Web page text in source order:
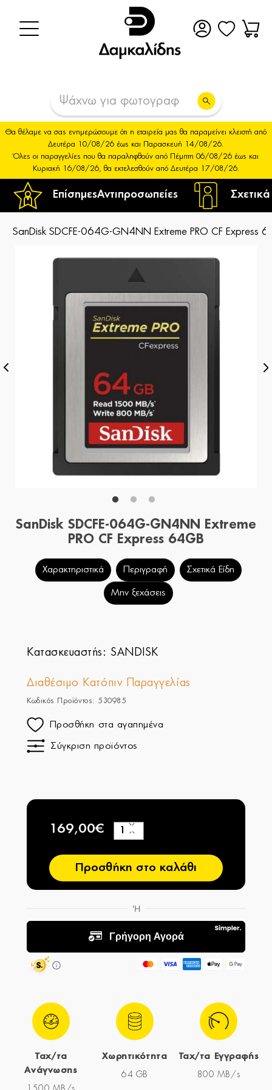
ΕπίσημεςΑντιπροσωπείες
Θα θέλαμε να σας ενημερώσουμε ότι η εταιρεία μας θα παραμείνει κλειστή από
Δευτέρα 10/08/26 έως και Παρασκευή 14/08/26.
Όλες οι παραγγελίες που θα παραληφθούν από Πέμπτη 06/08/26 έως και
Κυριακή 16/08/26, θα εκτελεσθούν από Δευτέρα 17/08/26.
SanDisk SDCFE-064G-GN4NN Extreme PRO CF Express
SanDisk SDCFE-064G-GN4NN Extreme
PRO CF Express 64GB
Χαρακτηριστικά Περιγραφή Σχετικά Είδη
Μην ξεχάσεις
Κατασκευαστής: SANDISK
Διαθέσιμο Κατόπιν Παραγγελίας
Κωδικός Προϊόντος: 530985
Προσθήκη στα αγαπημένα
Σύγκριση προϊόντος
169,00€
−
+
Προσθήκη στο καλάθι
Ταχ/τα
Ανάγνωσης
Χωρητικότητα
64 GB
Ταχ/τα Εγγραφής
800 MB/s